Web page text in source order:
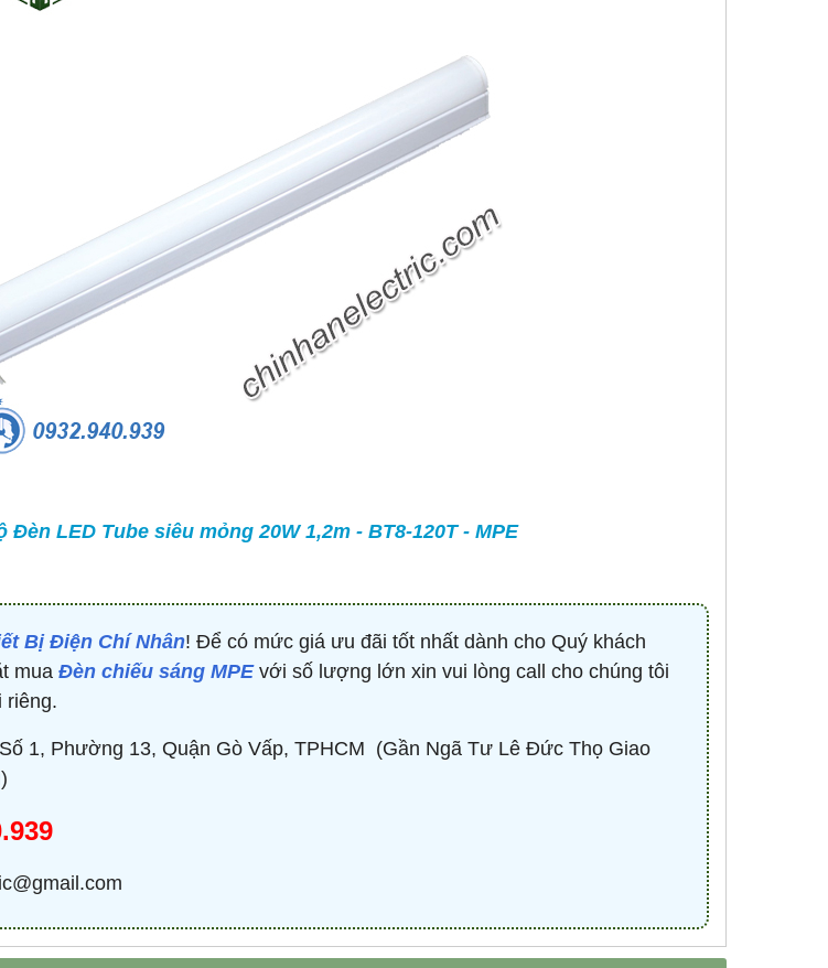
-53%
-
BỘ ĐIỀU KHIỂN TỤ BÙ 380V 4 CẤP -
MUA NGAY
CONTACTOR 3P 40A 18.5KW ( KHỞI
BÓNG LED
Đèn LED Tube siêu mỏng 20W 1,2m - BT8-120T - MPE
Bị Điện Chí Nhân! Để có mức giá ưu đãi tốt nhất dành cho Quý khách
mua Đèn chiếu sáng MPEvới số lượng lớn xin vui lòng call cho chúng tôi
riêng.
1, Phường 13, Quận Gò Vấp, TPHCM ​ (Gần Ngã Tư Lê Đức Thọ Giao